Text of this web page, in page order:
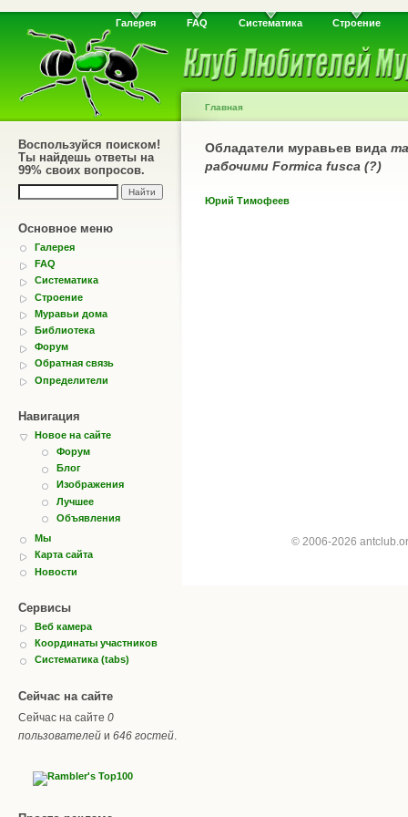
Галерея FAQ Систематика Строение
Воспользуйся поиском!
Ты найдешь ответы на
99% своих вопросов.
Основное меню
Галерея
FAQ
Систематика
Строение
Муравьи дома
Библиотека
Форум
Обратная связь
Определители
Навигация
Новое на сайте
Форум
Блог
Изображения
Лучшее
Объявления
Мы
Карта сайта
Новости
Сервисы
Веб камера
Координаты участников
Систематика (tabs)
Сейчас на сайте
Сейчас на сайте 0
пользователей и 646 гостей
Главная
Обладатели муравьев вида
рабочими Formica fusca (?)
Юрий Тимофеев
© 2006-2026